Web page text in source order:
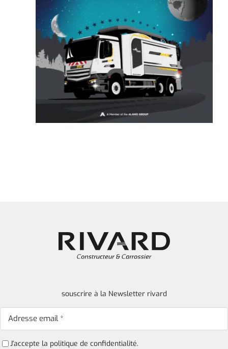
Pollutec Lyon 2025 : RIVARD est présent !
souscrire à la Newsletter rivard
J'accepte la politique de confidentialité.